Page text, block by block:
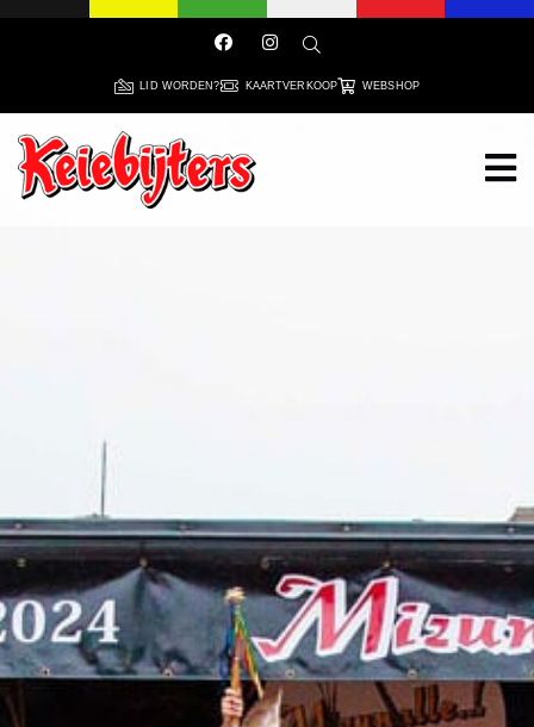
LID WORDEN? KAARTVERKOOP WEBSHOP